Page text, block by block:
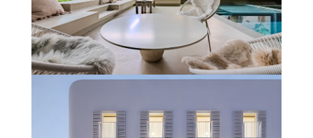
UNIFAMILIAR #CLARODELUZ
Més informació